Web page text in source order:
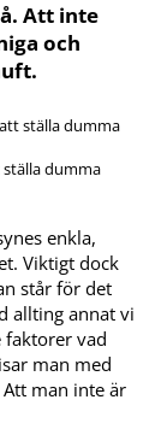
Att inte
och
dumma
enkla,
Viktigt dock
står för det
allting annat vi
vad
man med
man inte är